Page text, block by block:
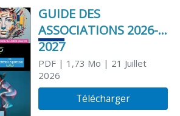
GUIDE DES
ASSOCIATIONS 2026-
2027
PDF| 1,73 Mo | 21 Juillet
2026
Télécharger